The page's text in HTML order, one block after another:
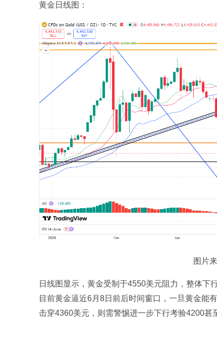
黄金日线图：
图片
日线图显示，黄金受制于4550美元阻力，整体下
目前黄金逼近6月8日前后时间窗口，一旦黄金能
击穿4360美元，则需警惕进一步下行考验4200甚